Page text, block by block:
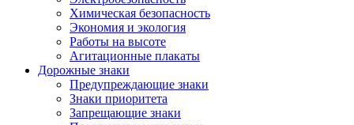
Химическая безопасность
Экономия и экология
Работы на высоте
Агитационные плакаты
Дорожные знаки
Предупреждающие знаки
Знаки приоритета
Запрещающие знаки